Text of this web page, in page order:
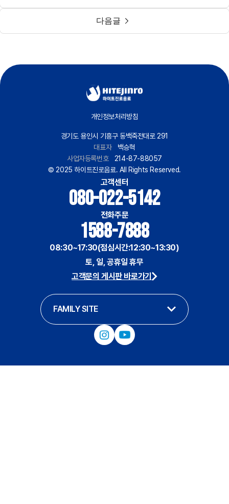
다음글
개인정보처리방침
경기도 용인시 기흥구 동백죽전대로 291
대표자
백승혁
사업자등록번호
214-87-88057
© 2025 하이트진로음료. All Rights Reserved.
고객센터
080-022-5142
전화주문
1588-7888
08:30~17:30(점심시간:12:30~13:30)
토, 일, 공휴일 휴무
고객문의 게시판 바로가기
FAMILY SITE